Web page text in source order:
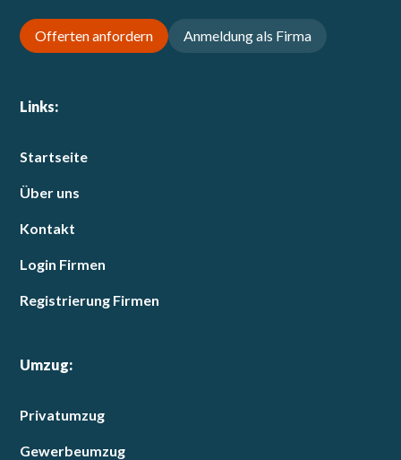
Offerten anfordern Anmeldung als Firma
Links:
Startseite
Über uns
Kontakt
Login Firmen
Registrierung Firmen
Umzug:
Privatumzug
Gewerbeumzug